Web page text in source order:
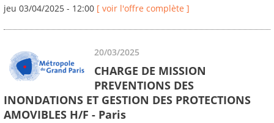
jeu 03/04/2025 - 12:00 [ voir l'offre complète ]
20/03/2025
CHARGE DE MISSION
PREVENTIONS DES
INONDATIONS ET GESTION DES PROTECTIONS
AMOVIBLES H/F - Paris